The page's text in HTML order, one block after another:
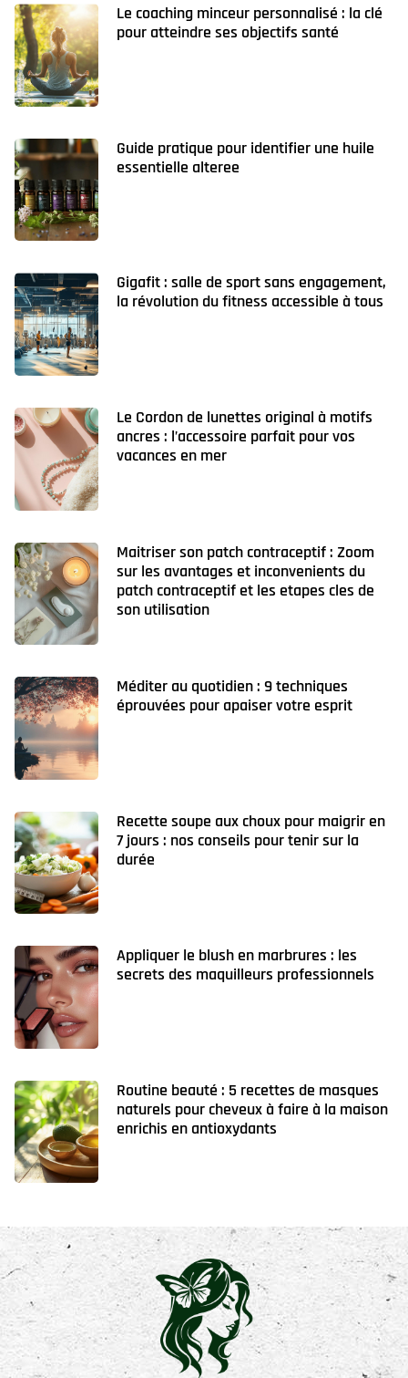
Le coaching minceur personnalisé : la clé
pour atteindre ses objectifs santé
Guide pratique pour identifier une huile
essentielle alteree
Gigafit : salle de sport sans engagement,
la révolution du fitness accessible à tous
Le Cordon de lunettes original à motifs
ancres : l’accessoire parfait pour vos
vacances en mer
Maitriser son patch contraceptif : Zoom
sur les avantages et inconvenients du
patch contraceptif et les etapes cles de
son utilisation
Méditer au quotidien : 9 techniques
éprouvées pour apaiser votre esprit
Recette soupe aux choux pour maigrir en
7 jours : nos conseils pour tenir sur la
durée
Appliquer le blush en marbrures : les
secrets des maquilleurs professionnels
Routine beauté : 5 recettes de masques
naturels pour cheveux à faire à la maison
enrichis en antioxydants